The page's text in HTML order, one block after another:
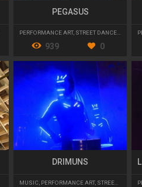
PARADES AND CAVALCADES
PEGASUS
PERFORMANCE ART, STREET DANCE,
939 0
DRIMUNS
MUSIC, PERFORMANCE ART, STREET THEATRE